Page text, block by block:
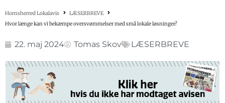
Hornsherred Lokalavis
LÆSERBREVE
Hvor længe kan vi bekæmpe oversvømmelser med små lokale løsninger?
22. maj 2024 Tomas Skov LÆSERBREVE